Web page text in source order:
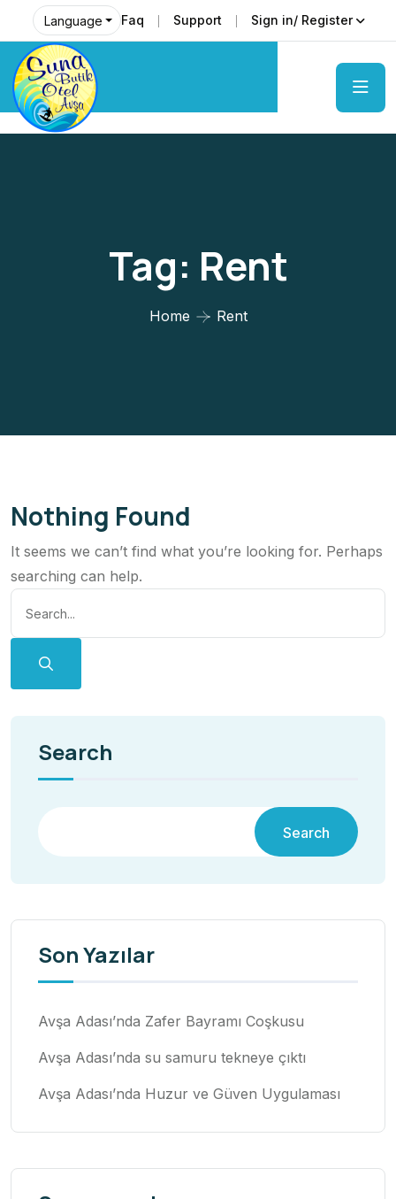
Language Faq Support Sign in/ Register
Tag: Rent
Home Rent
Nothing Found
It seems we can’t find what you’re looking for. Perhaps
searching can help.
Search
Search
Son Yazılar
Avşa Adası’nda Zafer Bayramı Coşkusu
Avşa Adası’nda su samuru tekneye çıktı
Avşa Adası’nda Huzur ve Güven Uygulaması